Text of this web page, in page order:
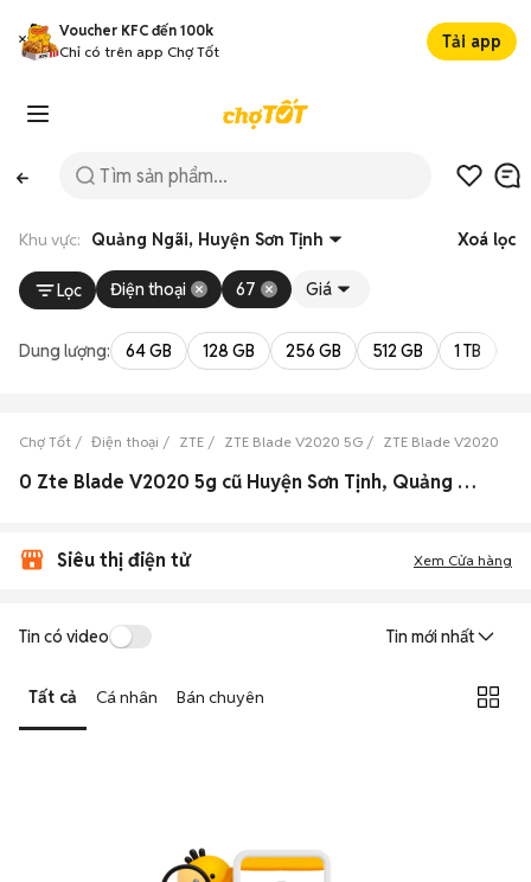
Voucher KFC đến 100k
Chỉ có trên app Chợ Tốt
Tải app
Khu vực: Quảng Ngãi, Huyện Sơn Tịnh Xoá lọc
Lọc Điện thoại 67 Giá
Dung lượng: 64 GB 128 GB 256 GB 512 GB 1 TB
Chợ Tốt Điện thoại ZTE ZTE Blade V2020 5G ZTE Blade V2020 5G
0 Zte Blade V2020 5g cũ Huyện Sơn Tịnh, Quảng Ngãi đẹp
Siêu thị điện tử Xem Cửa hàng
Tin có video Tin mới nhất
Tất cả Cá nhân Bán chuyên